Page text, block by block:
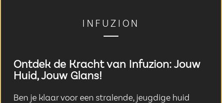
INFUZION
Ontdek de Kracht van Infuzion: Jouw
Huid, Jouw Glans!
Ben je klaar voor een stralende, jeugdige huid